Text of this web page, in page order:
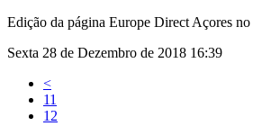
Edição da página Europe Direct Açores no
Sexta 28 de Dezembro de 2018 16:39
<
11
12